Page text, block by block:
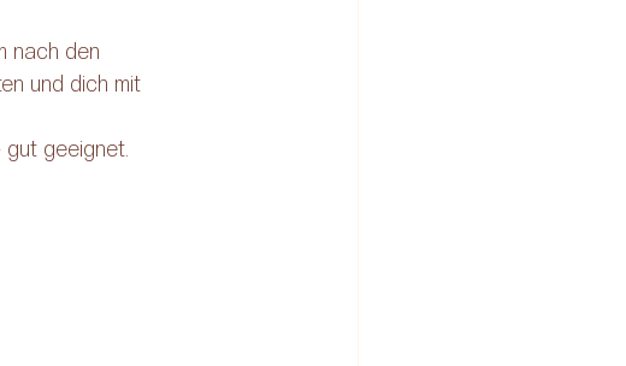
nach den
und dich mit
geeignet.